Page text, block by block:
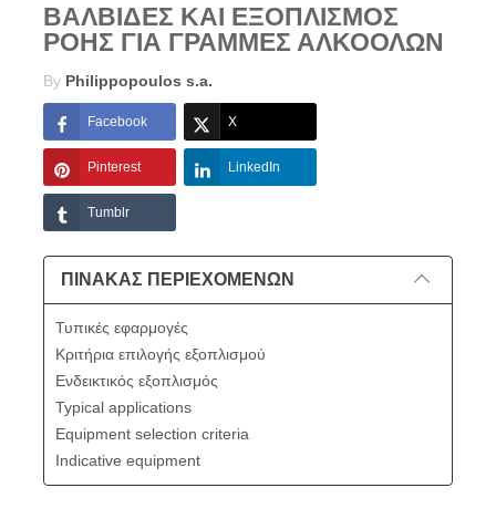
ΒΑΛΒΊΔΕΣ ΚΑΙ ΕΞΟΠΛΙΣΜΌΣ
ΡΟΉΣ ΓΙΑ ΓΡΑΜΜΈΣ ΑΛΚΟΟΛΏΝ
By Philippopoulos s.a.
Facebook X
Pinterest LinkedIn
Tumblr
ΠΊΝΑΚΑΣ ΠΕΡΙΕΧΟΜΈΝΩΝ
Τυπικές εφαρμογές
Κριτήρια επιλογής εξοπλισμού
Ενδεικτικός εξοπλισμός
Typical applications
Equipment selection criteria
Indicative equipment